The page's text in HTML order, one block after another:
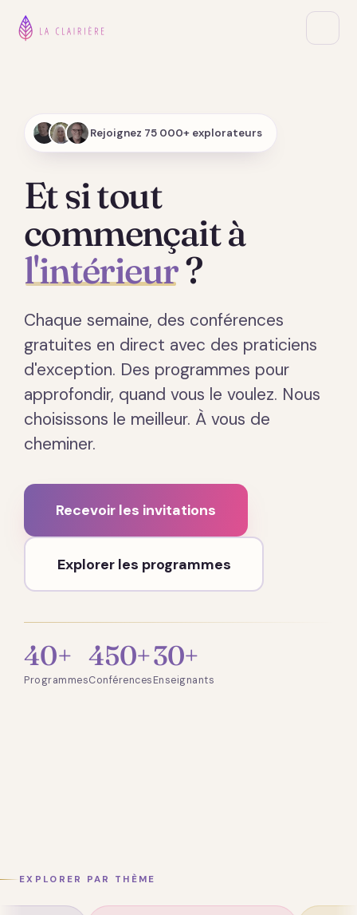
Rejoignez 75 000+ explorateurs
Et si tout
commençait à
l'intérieur?
Chaque semaine, des conférences
gratuites en direct avec des praticiens
d'exception. Des programmes pour
approfondir, quand vous le voulez. Nous
choisissons le meilleur. À vous de
cheminer.
Recevoir les invitations
Explorer les programmes
40+
Programmes
450+
Conférences
30+
Enseignants
EXPLORER PAR THÈME